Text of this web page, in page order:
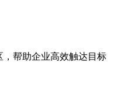
，帮助企业高效触达目标